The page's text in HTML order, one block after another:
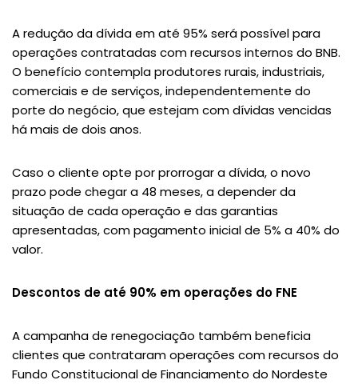
A redução da dívida em até 95% será possível para
operações contratadas com recursos internos do BNB.
O benefício contempla produtores rurais, industriais,
comerciais e de serviços, independentemente do
porte do negócio, que estejam com dívidas vencidas
há mais de dois anos.
Caso o cliente opte por prorrogar a dívida, o novo
prazo pode chegar a 48 meses, a depender da
situação de cada operação e das garantias
apresentadas, com pagamento inicial de 5% a 40% do
valor.
Descontos de até 90% em operações do FNE
A campanha de renegociação também beneficia
clientes que contrataram operações com recursos do
Fundo Constitucional de Financiamento do Nordeste